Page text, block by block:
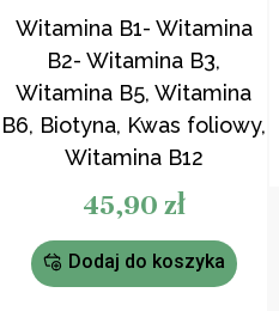
Witamina B1- Witamina
B2- Witamina B3,
Witamina B5, Witamina
B6, Biotyna, Kwas foliowy,
Witamina B12
45,90 zł
Dodaj do koszyka